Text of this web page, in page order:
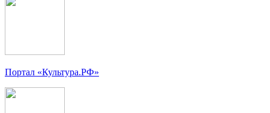
Портал «Культура.РФ»